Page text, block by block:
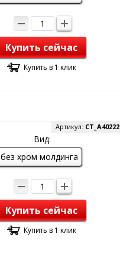
Купить сейчас
Купить в 1 клик
Артикул: CT_A40222
Вид:
без хром молдинга
Купить сейчас
Купить в 1 клик